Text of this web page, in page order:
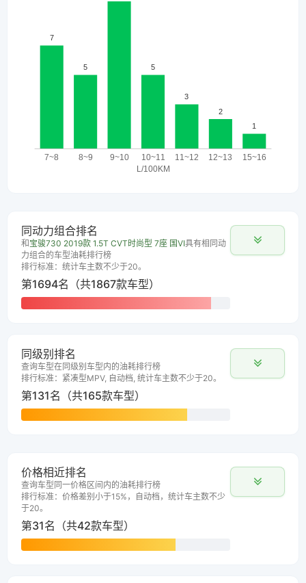
同动力组合排名
和 宝骏730 2019款 1.5T CVT时尚型 7座 国VI具有相同动
力组合的车型油耗排行榜
排行标准：统计车主数不少于20。
第1694名（共1867款车型）
同级别排名
查询车型在同级别车型内的油耗排行榜
排行标准：紧凑型MPV, 自动档, 统计车主数不少于20。
第131名（共165款车型）
价格相近排名
查询车型同一价格区间内的油耗排行榜
排行标准：价格差别小于15%，自动档，统计车主数不少
于20。
第31名（共42款车型）